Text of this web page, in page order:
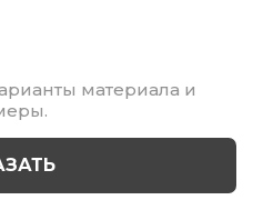
материала и